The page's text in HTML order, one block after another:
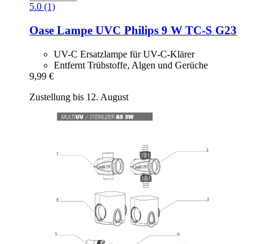
5.0 (1)
Oase Lampe UVC Philips 9 W TC-​S G23
UV-C Ersatzlampe für UV-C-Klärer
Entfernt Trübstoffe, Algen und Gerüche
9,99 €
Zustellung bis 12. August